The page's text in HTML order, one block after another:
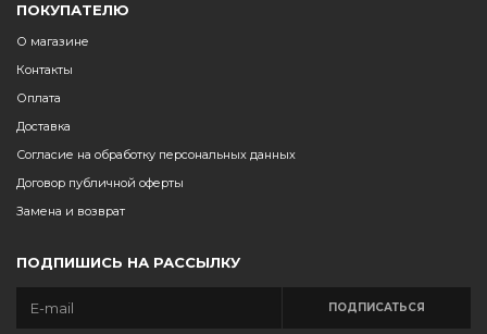
ПОКУПАТЕЛЮ
О магазине
Контакты
Оплата
Доставка
Согласие на обработку персональных данных
Договор публичной оферты
Замена и возврат
ПОДПИШИСЬ НА РАССЫЛКУ
ПОДПИСАТЬСЯ